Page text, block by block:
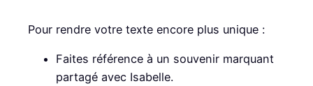
Pour rendre votre texte encore plus unique :
Faites référence à un souvenir marquant
partagé avec Isabelle.